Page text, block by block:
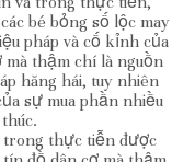
bé bỏng số lộc may
pháp và cố kỉnh của
thậm chí là nguồn
hăng hái, tuy nhiên
sự mua phần nhiều
trong thực tiễn được